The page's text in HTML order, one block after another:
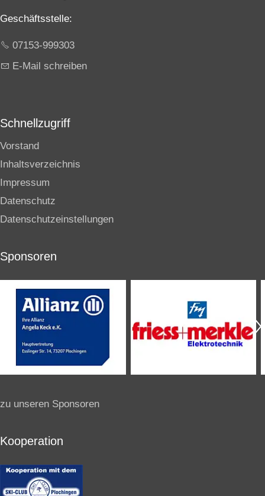
Geschäftsstelle:
07153-999303
E-Mail schreiben
Schnellzugriff
Vorstand
Inhaltsverzeichnis
Impressum
Datenschutz
Datenschutzeinstellungen
Sponsoren
zu unseren Sponsoren
Kooperation